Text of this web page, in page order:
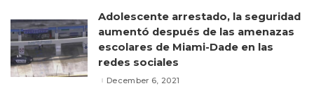
Adolescente arrestado, la seguridad
aumentó después de las amenazas
escolares de Miami-Dade en las
redes sociales
December 6, 2021